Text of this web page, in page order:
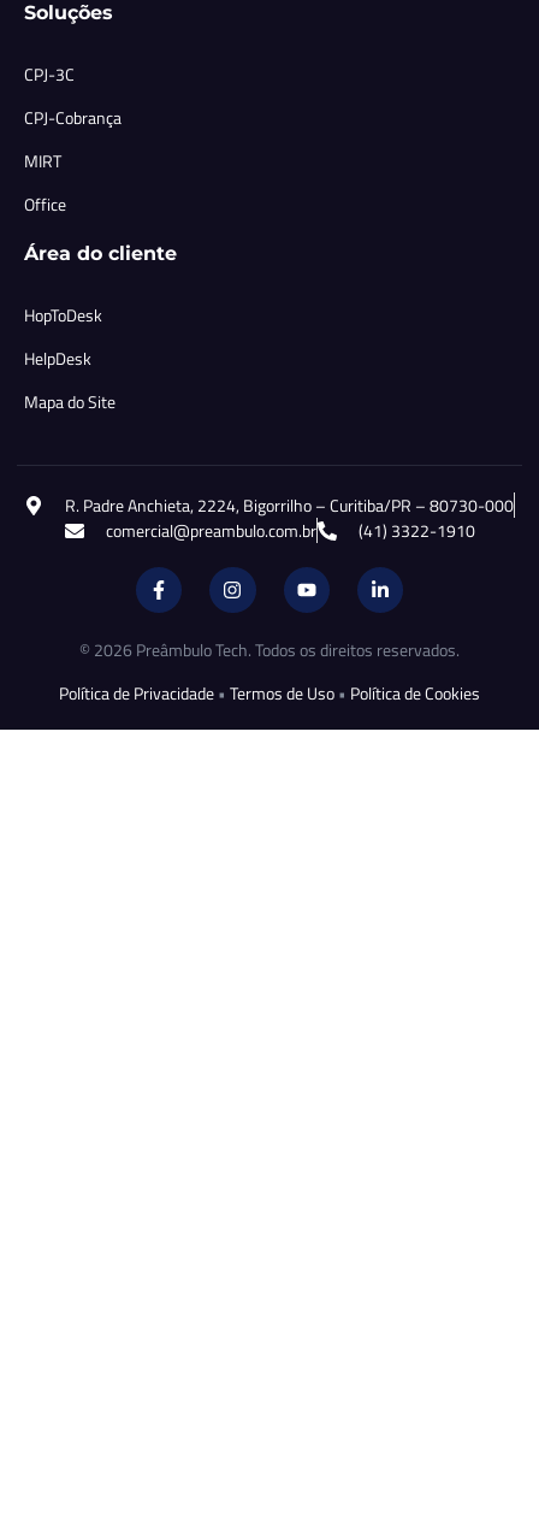
Soluções
CPJ-3C
CPJ-Cobrança
MIRT
Office
Área do cliente
HopToDesk
HelpDesk
Mapa do Site
R. Padre Anchieta, 2224, Bigorrilho – Curitiba/PR – 80730-000
comercial@preambulo.com.br
(41) 3322-1910
© 2026 Preâmbulo Tech. Todos os direitos reservados.
Política de Privacidade• Termos de Uso• Política de Cookies